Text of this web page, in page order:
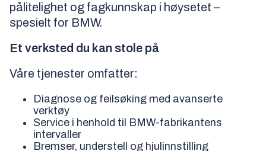
pålitelighet og fagkunnskap i høysetet –
spesielt for BMW.
Et verksted du kan stole på
Våre tjenester omfatter:
Diagnose og feilsøking med avanserte
verktøy
Service i henhold til BMW-fabrikantens
intervaller
Bremser, understell og hjulinnstilling